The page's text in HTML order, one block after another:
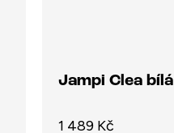
Jampi Clea bílá
1 489 Kč